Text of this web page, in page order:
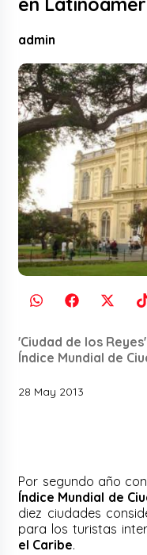
admin
'Ciudad de los
Índice Mundial de
28 May 2013
Por segundo año
Índice Mundial de
diez ciudades
para los turistas
el Caribe.